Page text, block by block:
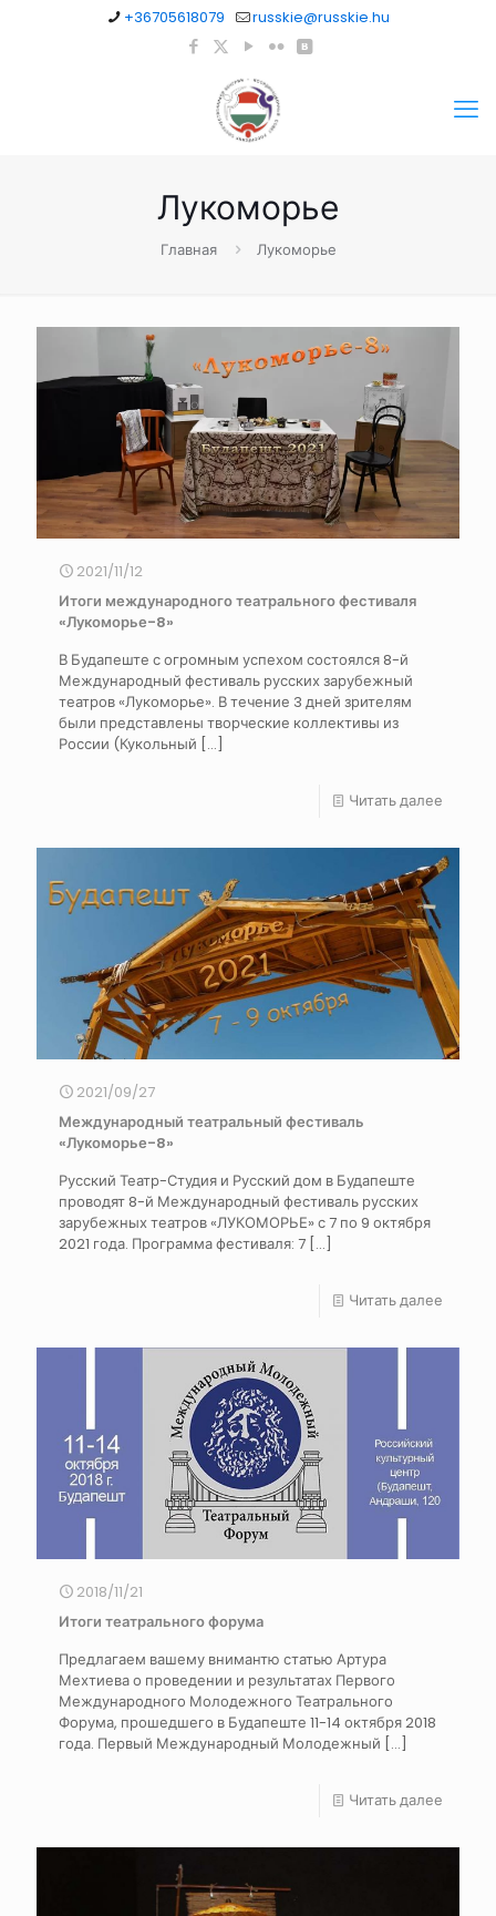
+36705618079 russkie@russkie.hu
Лукоморье
Главная Лукоморье
2021/11/12
Итоги международного театрального фестиваля
«Лукоморье-8»
В Будапеште с огромным успехом состоялся 8-й
Международный фестиваль русских зарубежный
театров «Лукоморье». В течение 3 дней зрителям
были представлены творческие коллективы из
России (Кукольный […]
Читать далее
2021/09/27
Международный театральный фестиваль
«Лукоморье-8»
Русский Театр-Студия и Русский дом в Будапеште
проводят 8-й Международный фестиваль русских
зарубежных театров «ЛУКОМОРЬЕ» с 7 по 9 октября
2021 года. Программа фестиваля: 7 […]
Читать далее
2018/11/21
Итоги театрального форума
Предлагаем вашему внимантю статью Артура
Мехтиева о проведении и результатах Первого
Международного Молодежного Театрального
Форума, прошедшего в Будапеште 11-14 октября 2018
года. Первый Международный Молодежный […]
Читать далее